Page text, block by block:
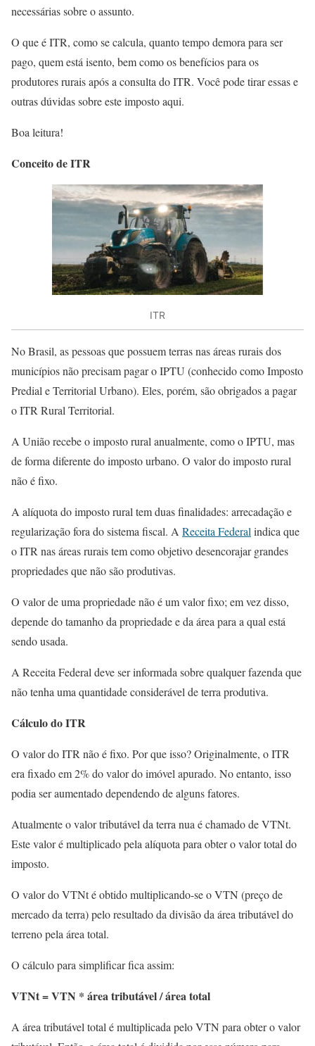
necessárias sobre o assunto.
O que é ITR, como se calcula, quanto tempo demora para ser
pago, quem está isento, bem como os benefícios para os
produtores rurais após a consulta do ITR. Você pode tirar essas e
outras dúvidas sobre este imposto aqui.
Boa leitura!
Conceito de ITR
ITR
No Brasil, as pessoas que possuem terras nas áreas rurais dos
municípios não precisam pagar o IPTU (conhecido como Imposto
Predial e Territorial Urbano). Eles, porém, são obrigados a pagar
o ITR Rural Territorial.
A União recebe o imposto rural anualmente, como o IPTU, mas
de forma diferente do imposto urbano. O valor do imposto rural
não é fixo.
A alíquota do imposto rural tem duas finalidades: arrecadação e
regularização fora do sistema fiscal. A Receita Federalindica que
o ITR nas áreas rurais tem como objetivo desencorajar grandes
propriedades que não são produtivas.
O valor de uma propriedade não é um valor fixo; em vez disso,
depende do tamanho da propriedade e da área para a qual está
sendo usada.
A Receita Federal deve ser informada sobre qualquer fazenda que
não tenha uma quantidade considerável de terra produtiva.
Cálculo do ITR
O valor do ITR não é fixo. Por que isso? Originalmente, o ITR
era fixado em 2% do valor do imóvel apurado. No entanto, isso
podia ser aumentado dependendo de alguns fatores.
Atualmente o valor tributável da terra nua é chamado de VTNt.
Este valor é multiplicado pela alíquota para obter o valor total do
imposto.
O valor do VTNt é obtido multiplicando-se o VTN (preço de
mercado da terra) pelo resultado da divisão da área tributável do
terreno pela área total.
O cálculo para simplificar fica assim:
VTNt = VTN * área tributável / área total
A área tributável total é multiplicada pelo VTN para obter o valor